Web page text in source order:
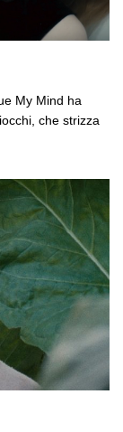
My Mind ha
che strizza